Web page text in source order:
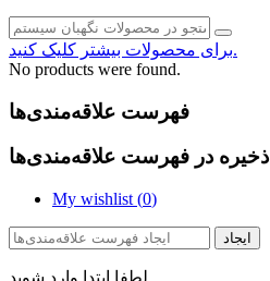
برای محصولات بیشتر کلیک کنید.
No products were found.
فهرست علاقه‌مندی‌ها
ذخیره در فهرست علاقه‌مندی‌ها
My wishlist (0)
ایجاد